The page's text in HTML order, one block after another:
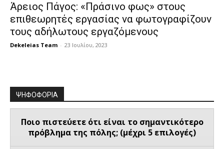
Άρειος Πάγος: «Πράσινο φως» στους
επιθεωρητές εργασίας να φωτογραφίζουν
τους αδήλωτους εργαζόμενους
Dekeleias Team - 23 Ιουλίου, 2023
ΨΗΦΟΦΟΡΙΑ
Ποιο πιστεύετε ότι είναι το σημαντικότερο
πρόβλημα της πόλης; (μέχρι 5 επιλογές)